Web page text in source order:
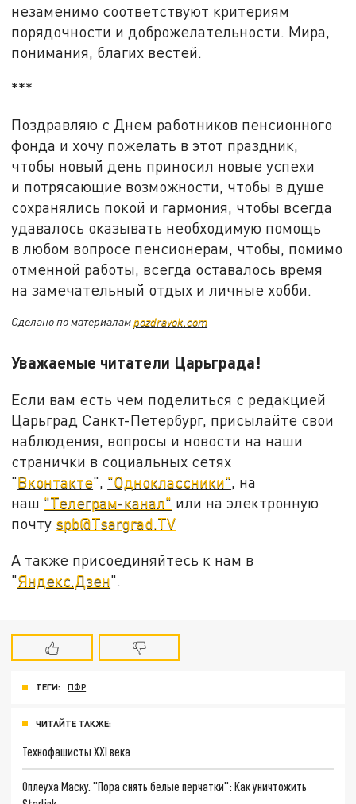
незаменимо соответствуют критериям
порядочности и доброжелательности. Мира,
понимания, благих вестей.
***
Поздравляю с Днем работников пенсионного
фонда и хочу пожелать в этот праздник,
чтобы новый день приносил новые успехи
и потрясающие возможности, чтобы в душе
сохранялись покой и гармония, чтобы всегда
удавалось оказывать необходимую помощь
в любом вопросе пенсионерам, чтобы, помимо
отменной работы, всегда оставалось время
на замечательный отдых и личные хобби.
Сделано по материаламpozdravok.com
Уважаемые читатели Царьграда!
Если вам есть чем поделиться с редакцией
Царьград Санкт-Петербург, присылайте свои
наблюдения, вопросы и новости на наши
странички в социальных сетях
"Вконтакте", "Одноклассники", на
наш "Телеграм-канал" или на электронную
почту spb@Tsargrad.TV
А также присоединяйтесь к нам в
"Яндекс.Дзен".
ТЕГИ: ПФР
ЧИТАЙТЕ ТАКЖЕ:
Технофашисты XXI века
Оплеуха Маску. "Пора снять белые перчатки": Как уничтожить